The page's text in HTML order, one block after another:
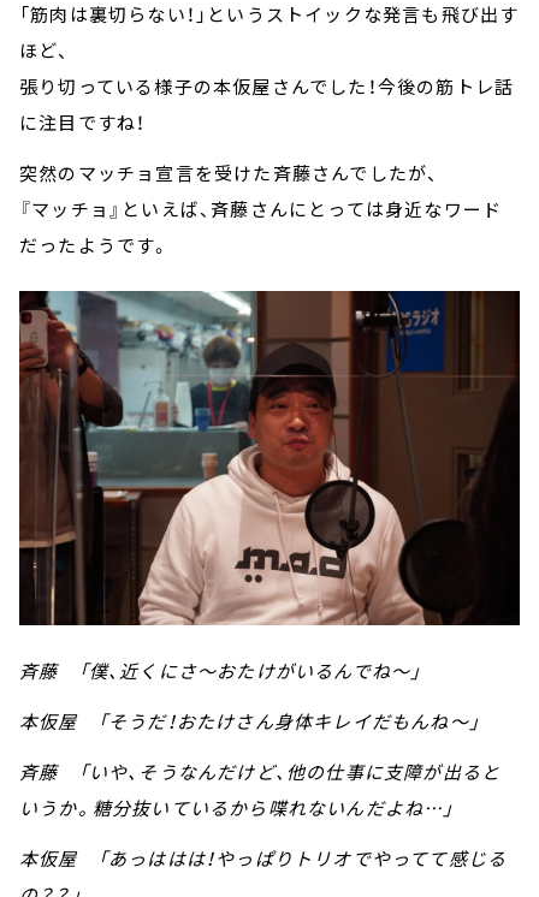
「筋肉は裏切らない！」というストイックな発言も飛び出す
ほど、
張り切っている様子の本仮屋さんでした！今後の筋トレ話
に注目ですね！
突然のマッチョ宣言を受けた斉藤さんでしたが、
『マッチョ』といえば、斉藤さんにとっては身近なワード
だったようです。
斉藤 「僕、近くにさ～おたけがいるんでね～」
本仮屋 「そうだ！おたけさん身体キレイだもんね～」
斉藤 「いや、そうなんだけど、他の仕事に支障が出ると
いうか。糖分抜いているから喋れないんだよね…」
本仮屋 「あっははは！やっぱりトリオでやってて感じる